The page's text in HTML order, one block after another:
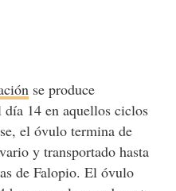
se produce
14 en aquellos ciclos
el óvulo termina de
y transportado hasta
de Falopio. El óvulo